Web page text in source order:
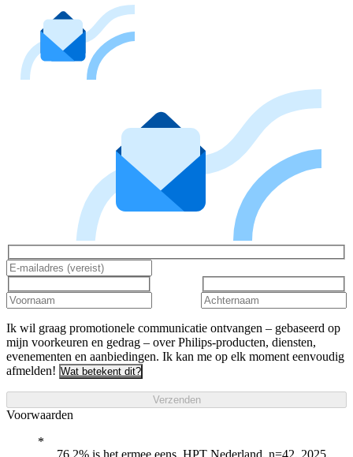
Ik wil graag promotionele communicatie ontvangen – gebaseerd op
mijn voorkeuren en gedrag – over Philips-producten, diensten,
evenementen en aanbiedingen. Ik kan me op elk moment eenvoudig
afmelden! Wat betekent dit?
Verzenden
Voorwaarden
76,2% is het ermee eens, HPT Nederland, n=42, 2025.